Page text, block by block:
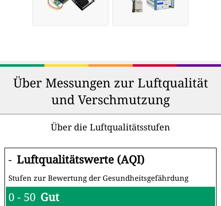
Über Messungen zur Luftqualität
und Verschmutzung
Über die Luftqualitätsstufen
- Luftqualitätswerte (AQI)
Stufen zur Bewertung der Gesundheitsgefährdung
0 - 50 Gut